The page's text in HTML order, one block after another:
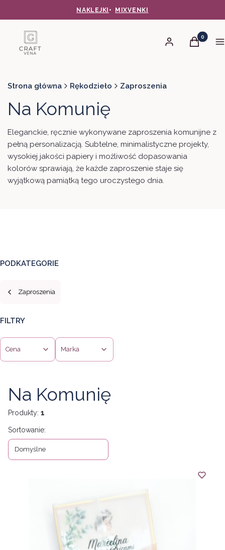
NAKLEJKI • MIXVENKI
Zaloguj sięProdukty
Koszyk
Strona główna Rękodzieło Zaproszenia
Na Komunię
Eleganckie, ręcznie wykonywane zaproszenia komunijne z
pełną personalizacją. Subtelne, minimalistyczne projekty,
wysokiej jakości papiery i możliwość dopasowania
kolorów sprawiają, że każde zaproszenie staje się
wyjątkową pamiątką tego uroczystego dnia.
PODKATEGORIE
Zaproszenia
FILTRY
Cena Marka
Na Komunię
Produkty: 1
Lista produktów
Sortowanie:
Domyślne